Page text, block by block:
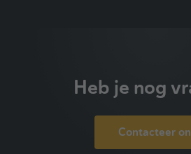
Heb je nog
Contacteer